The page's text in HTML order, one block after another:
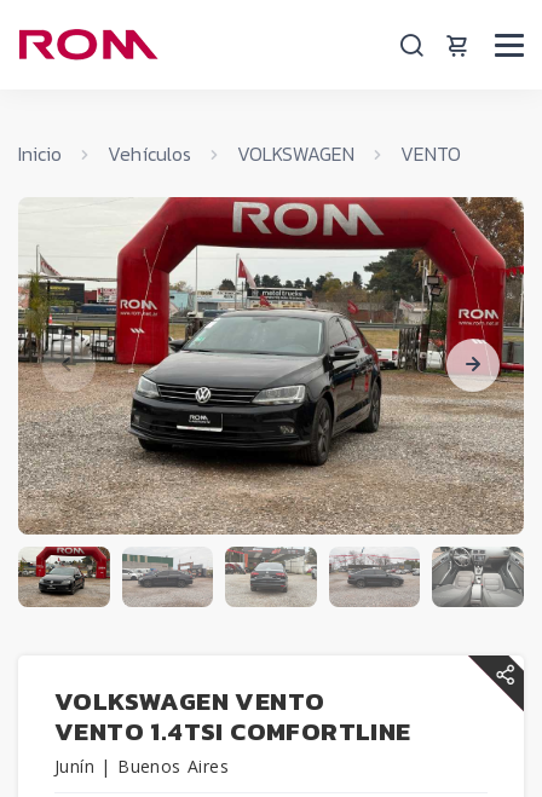
Inicio Vehículos VOLKSWAGEN VENTO
VOLKSWAGEN VENTO
VENTO 1.4TSI COMFORTLINE
Junín | Buenos Aires